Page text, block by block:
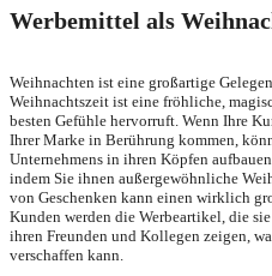
Werbemittel als
Weihnachten ist eine großartige
Weihnachtszeit ist eine fröhliche,
besten Gefühle hervorruft. Wenn Ihre
Ihrer Marke in Berührung kommen,
Unternehmens in ihren Köpfen
indem Sie ihnen außergewöhnliche
von Geschenken kann einen wirklich
Kunden werden die Werbeartikel, die
ihren Freunden und Kollegen zeigen,
verschaffen kann.